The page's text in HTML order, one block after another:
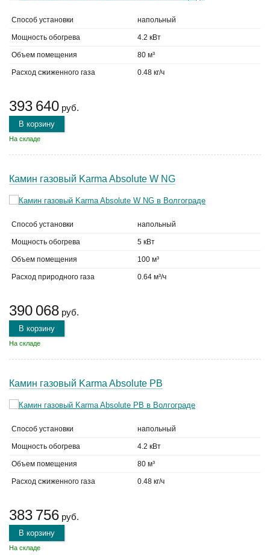
Способ установки напольный
Мощность обогрева 4.2 кВт
Объем помещения 80 м³
Расход сжиженного газа 0.48 кг/ч
393 640 руб.
В корзину
На складе
Камин газовый Karma Absolute W NG
Способ установки напольный
Мощность обогрева 5 кВт
Объем помещения 100 м³
Расход природного газа 0.64 м³/ч
390 068 руб.
В корзину
На складе
Камин газовый Karma Absolute PB
Способ установки напольный
Мощность обогрева 4.2 кВт
Объем помещения 80 м³
Расход сжиженного газа 0.48 кг/ч
383 756 руб.
В корзину
На складе